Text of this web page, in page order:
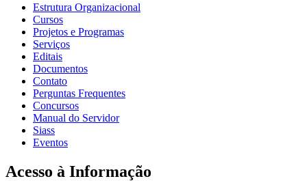
Estrutura Organizacional
Cursos
Projetos e Programas
Serviços
Editais
Documentos
Contato
Perguntas Frequentes
Concursos
Manual do Servidor
Siass
Eventos
Acesso à Informação